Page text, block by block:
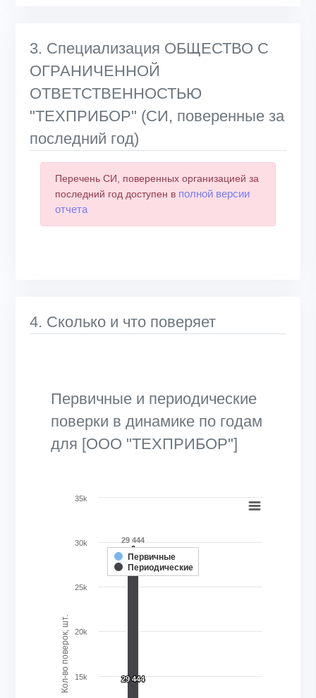
3. Специализация ОБЩЕСТВО С
ОГРАНИЧЕННОЙ
ОТВЕТСТВЕННОСТЬЮ
"ТЕХПРИБОР" (СИ, поверенные за
последний год)
Перечень СИ, поверенных организацией за
последний год доступен в полной версии
отчета
4. Сколько и что поверяет
Первичные и периодические
поверки в динамике по годам
для [ООО "ТЕХПРИБОР"]
Chart
View as data table, Chart
The chart has 1 X axis displaying categories.
The chart has 1 Y axis displaying Кол-во поверок, шт..
Кол-во поверок, шт.
29 444
0
0
29 444
29 444
Первичные
Периодические
15k
20k
25k
30k
35k